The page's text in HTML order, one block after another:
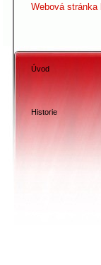
Webová stránka
Úvod
Historie